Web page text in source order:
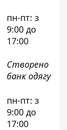
пн-пт: з
9:00 до
17:00
Cтворено
банк одягу
пн-пт: з
9:00 до
17:00